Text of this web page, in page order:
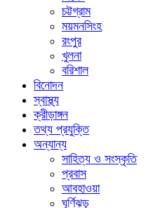
চট্টগ্রাম
ময়মনসিংহ
রংপুর
খুলনা
বরিশাল
বিনোদন
স্বাস্থ্য
ক্রীড়াঙ্গন
তথ্য প্রযুক্তি
অন্যান্য
সাহিত্য ও সংস্কৃতি
প্রবাস
আবহাওয়া
ঘূর্ণিঝড়